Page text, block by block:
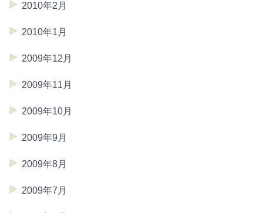
2010年2月
2010年1月
2009年12月
2009年11月
2009年10月
2009年9月
2009年8月
2009年7月